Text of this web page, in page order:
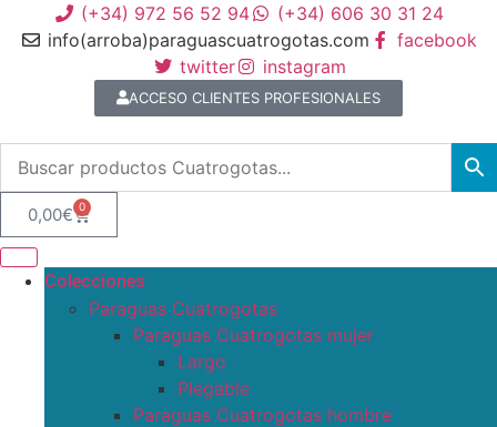
(+34) 972 56 52 94
(+34) 606 30 31 24
info(arroba)paraguascuatrogotas.com
facebook
twitter
instagram
ACCESO CLIENTES PROFESIONALES
0,00€ 0
Colecciones
Paraguas Cuatrogotas
Paraguas Cuatrogotas mujer
Largo
Plegable
Paraguas Cuatrogotas hombre